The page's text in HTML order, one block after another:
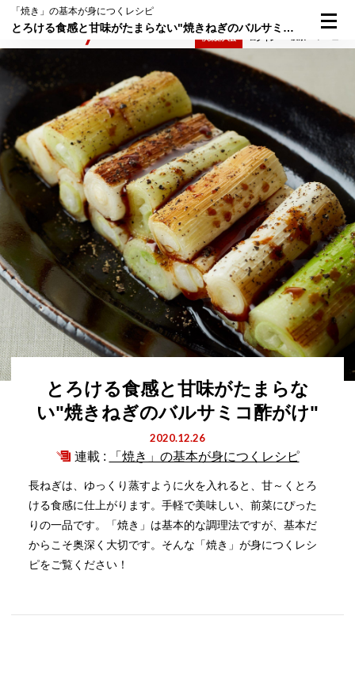
「焼き」の基本が身につくレシピ
とろける食感と甘味がたまらない"焼きねぎのバルサミコ酢がけ"
とろける食感と甘味がたまらな
い"焼きねぎのバルサミコ酢がけ"
2020.12.26
連載 : 「焼き」の基本が身につくレシピ
長ねぎは、ゆっくり蒸すように火を入れると、甘～くとろ
ける食感に仕上がります。手軽で美味しい、前菜にぴった
りの一品です。「焼き」は基本的な調理法ですが、基本だ
からこそ奥深く大切です。そんな「焼き」が身につくレシ
ピをご覧ください！